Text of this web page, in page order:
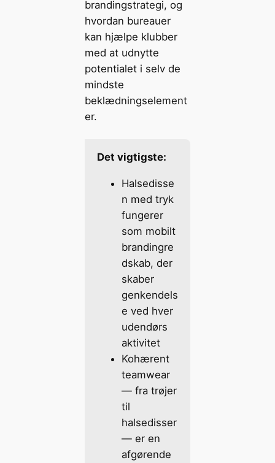
brandingstrategi, og
hvordan bureauer
kan hjælpe klubber
med at udnytte
potentialet i selv de
mindste
beklædningselement
er.
Det vigtigste:
Halsedisse
n med tryk
fungerer
som mobilt
brandingre
dskab, der
skaber
genkendels
e ved hver
udendørs
aktivitet
Kohærent
teamwear
— fra trøjer
til
halsedisser
— er en
afgørende